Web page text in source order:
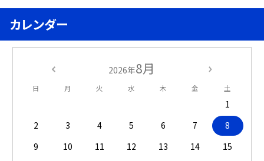
カレンダー
2026年8月
日 月 火 水 木 金 土
1
2
3 4 5 6 7
8
9
10 11 12 13 14
15